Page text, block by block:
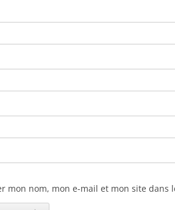
mon nom, mon e-mail et mon site